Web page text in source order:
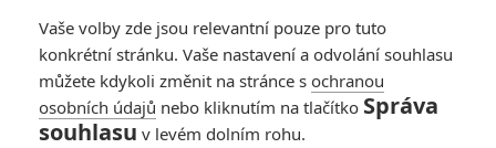
KOMENTÁŘE 0
Vaše volby zde jsou relevantní pouze pro tuto
konkrétní stránku. Vaše nastavení a odvolání souhlasu
můžete kdykoli změnit na stránce s ochranou
osobních údajů nebo kliknutím na tlačítko Správa
souhlasu v levém dolním rohu.